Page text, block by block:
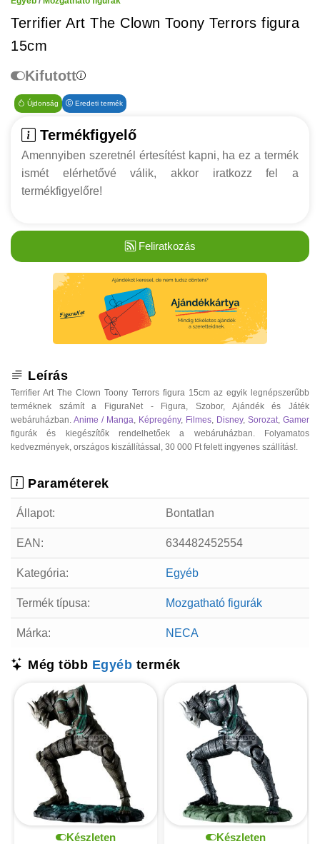
Terrifier Art The Clown Toony Terrors figura
15cm
Kifutott
Újdonság Eredeti termék
Termékfigyelő
Amennyiben szeretnél értesítést kapni, ha ez a termék
ismét elérhetővé válik, akkor iratkozz fel a
termékfigyelőre!
Feliratkozás
Leírás
Terrifier Art The Clown Toony Terrors figura 15cm az egyik legnépszerűbb
terméknek számít a FiguraNet - Figura, Szobor, Ajándék és Játék
webáruházban. Anime / Manga Képregény, Filmes Disney, Sorozat Gamer
figurák és kiegészítők rendelhetőek a webáruházban. Folyamatos
kedvezmények, országos kiszállítással, 30 000 Ft felett ingyenes szállítás!.
Paraméterek
Állapot: Bontatlan
EAN: 634482452554
Kategória: Egyéb
Termék típusa: Mozgatható figurák
Márka: NECA
Még több Egyéb termék
Készleten Készleten